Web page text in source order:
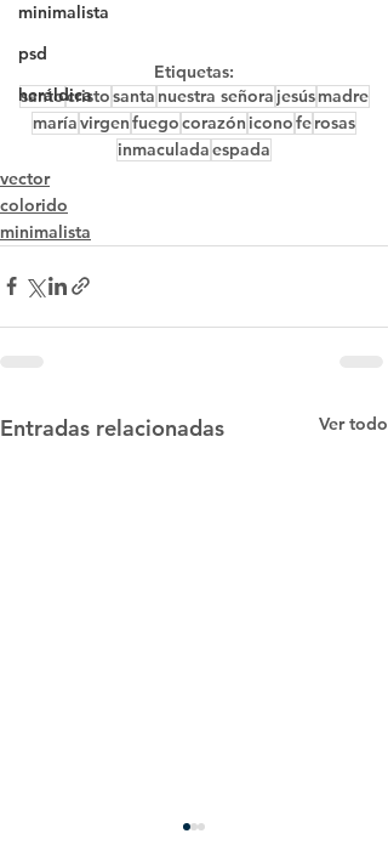
minimalista
psd
heráldica
Etiquetas:
santocristosanta nuestra señora jesúsmadre
maríavirgenfuegocorazón iconoferosas
inmaculadaespada
vector
colorido
minimalista
Entradas relacionadas Ver todo